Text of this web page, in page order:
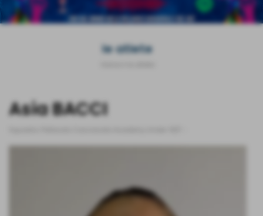
le atlete
Asia BACCI